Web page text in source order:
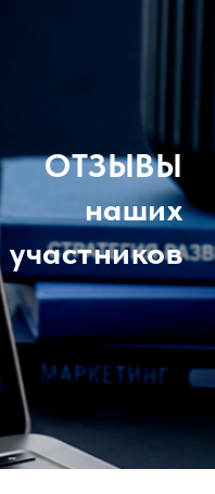
ОТЗЫВЫ
наших
участников